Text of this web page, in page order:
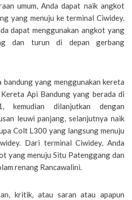
umum, Anda dapat naik angkot
yang menuju ke terminal Ciwidey.
dapat menggunakan angkot yang
dan turun di depan gerbang
yang menggunakan kereta
Api Bandung yang berada di
dilanjutkan dengan
leuwi panjang, selanjutnya naik
Colt L300 yang langsung menuju
Dari terminal Ciwidey, Anda
yang menuju Situ Patenggang dan
renang Rancawalini.
kritik, atau saran atau apapun